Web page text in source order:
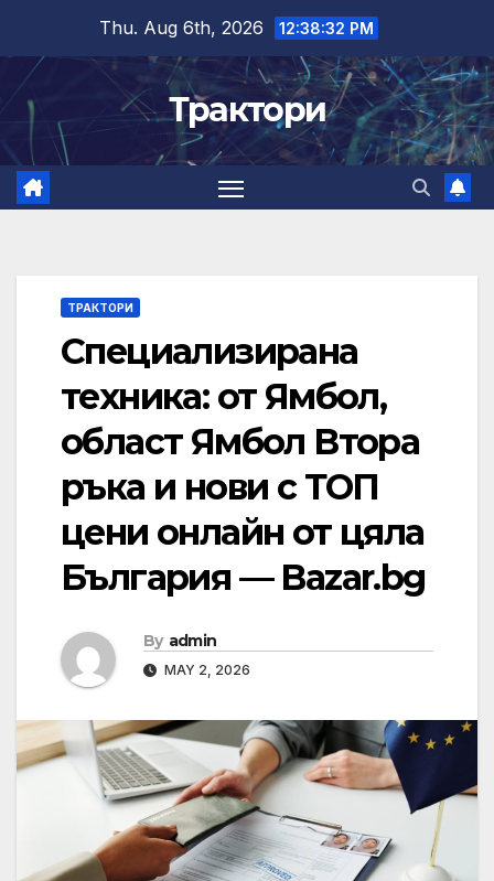
content
Thu. Aug 6th, 2026 12:38:33 PM
Трактори
ТРАКТОРИ
Специализирана
техника: от Ямбол,
област Ямбол Втора
ръка и нови с ТОП
цени онлайн от цяла
България — Bazar.bg
By admin
MAY 2, 2026